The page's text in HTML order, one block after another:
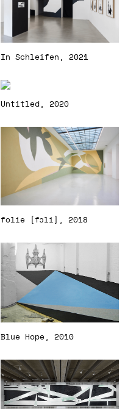
In Schleifen, 2021
Untitled, 2020
folie [fɔli], 2018
Blue Hope, 2010